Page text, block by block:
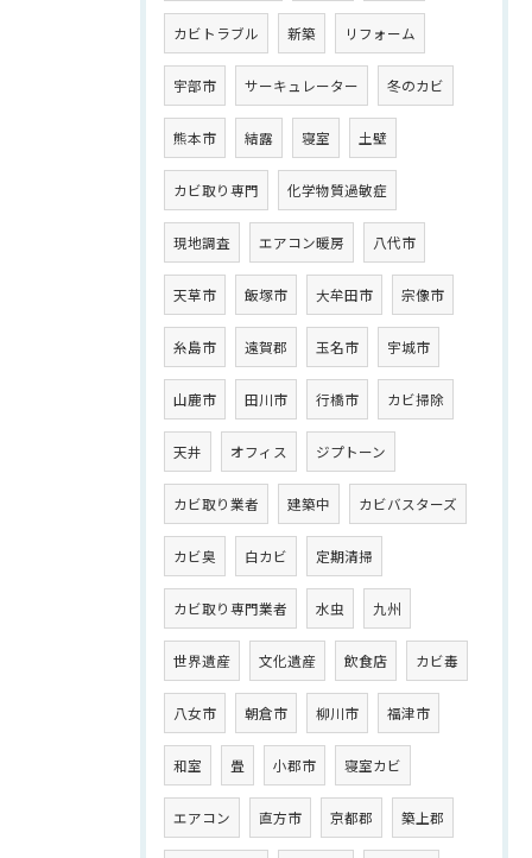
カビトラブル 新築 リフォーム
宇部市 サーキュレーター 冬のカビ
熊本市 結露 寝室 土壁
カビ取り専門 化学物質過敏症
現地調査 エアコン暖房 八代市
天草市 飯塚市 大牟田市 宗像市
糸島市 遠賀郡 玉名市 宇城市
山鹿市 田川市 行橋市 カビ掃除
天井 オフィス ジプトーン
カビ取り業者 建築中 カビバスターズ
カビ臭 白カビ 定期清掃
カビ取り専門業者 水虫 九州
世界遺産 文化遺産 飲食店 カビ毒
八女市 朝倉市 柳川市 福津市
和室 畳 小郡市 寝室カビ
エアコン 直方市 京都郡 築上郡